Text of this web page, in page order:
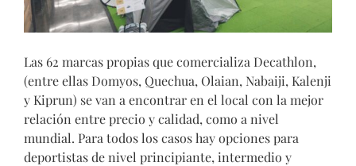
Las 62 marcas propias que comercializa Decathlon,
(entre ellas Domyos, Quechua, Olaian, Nabaiji, Kalenji
y Kiprun) se van a encontrar en el local con la mejor
relación entre precio y calidad, como a nivel
mundial. Para todos los casos hay opciones para
deportistas de nivel principiante, intermedio y